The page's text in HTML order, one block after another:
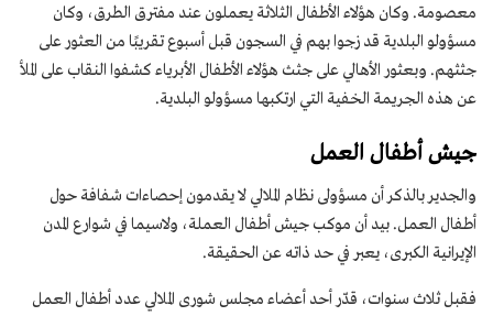
​​معصومة. وكان هؤلاء الأطفال الثلاثة يعملون عند مفترق الطرق، وكان
مسؤولو البلدية قد زجوا بهم في السجون قبل أسبوع تقريبًا من العثور على
جثثهم. وبعثور الأهالي على جثث هؤلاء الأطفال الأبرياء كشفوا النقاب على الملأ
عن هذه الجريمة الخفية التي ارتكبها مسؤولو البلدية.
جيش أطفال العمل
والجدير بالذكر أن مسؤولى نظام الملالي لا يقدمون إحصاءات شفافة حول
أطفال العمل. بيد أن موكب جيش أطفال العملة، ولاسيما في شوارع المدن
الإيرانية الكبرى، يعبر في حد ذاته عن الحقيقة.
فقبل ثلاث سنوات، قدّر أحد أعضاء مجلس شورى الملالي عدد أطفال العمل